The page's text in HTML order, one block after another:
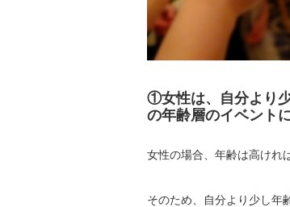
①女性は、自分より
の年齢層のイベント
女性の場合、年齢は高けれ
そのため、自分より少し年